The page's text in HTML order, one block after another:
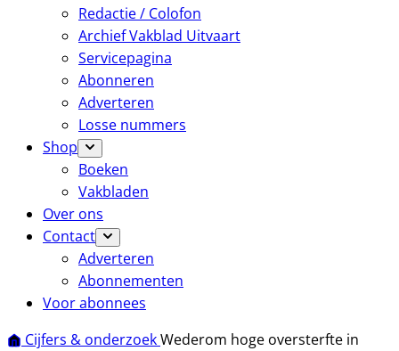
Redactie / Colofon
Archief Vakblad Uitvaart
Servicepagina
Abonneren
Adverteren
Losse nummers
Shop
Boeken
Vakbladen
Over ons
Contact
Adverteren
Abonnementen
Voor abonnees
Cijfers & onderzoekWederom hoge oversterfte in